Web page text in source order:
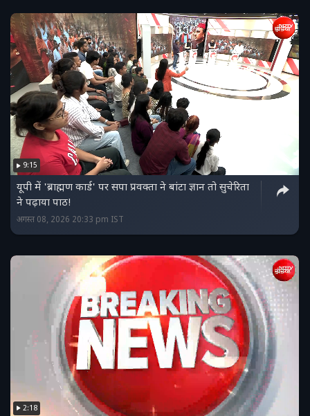
9:15
यूपी में 'ब्राह्मण कार्ड' पर सपा प्रवक्ता ने बांटा ज्ञान तो सुचेरिता
ने पढ़ाया पाठ!
अगस्त 08, 2026 20:33 pm IST
2:18